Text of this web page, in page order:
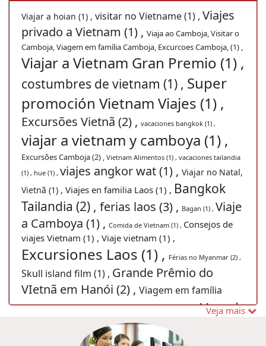
Viajar a hoian (1) , visitar no Vietname (1) , Viajes
privado a Vietnam (1) , Viaja ao Camboja, Visitar o
Camboja, Viagem em família Camboja, Excurcoes Camboja, (1) ,
Viajar a Vietnam Gran Premio (1) ,
costumbres de vietnam (1) , Super
promoción Vietnam Viajes (1) ,
Excursões Vietnã (2) , vacaciones bangkok (1) ,
viajar a vietnam y camboya (1) ,
Excursões Camboja (2) , Vietnam Alimentos (1) , vacaciones tailandia
(1) , hue (1) , viajes angkor wat (1) , Viajar no Natal,
Vietnã (1) , Viajes en familia Laos (1) , Bangkok
Tailandia (2) , ferias laos (3) , Bagan (1) , Viaje
a Camboya (1) , Comida de Vietnam (1) , Consejos de
viajes Vietnam (1) , Viaje vietnam (1) ,
Excursiones Laos (1) , Férias no Myanmar (2) ,
Skull island film (1) , Grande Prêmio do
VIetnã em Hanói (2) , Viagem em família
Myanmar (9) ,
Hanoi
Gran Premio (1) ,Promoción vietnam
Veja mais